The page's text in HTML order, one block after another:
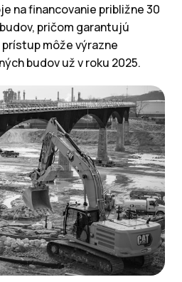
na financovanie približne 30
pričom garantujú
môže výrazne
budov už v roku 2025.